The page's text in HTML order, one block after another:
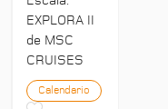
EXPLORA II
de MSC
CRUISES
Calendario